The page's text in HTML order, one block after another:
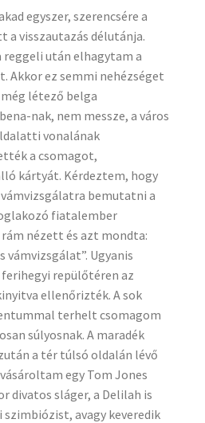
egyszer, szerencsére a
a visszautazás délutánja.
reggeli után elhagytam a
Akkor ez semmi nehézséget
létező belga
nak, nem messze, a város
vonalának
a csomagot,
kártyát. Kérdeztem, hogy
bemutatni a
fiatalember
nézett és azt mondta:
vámvizsgálat”. Ugyanis
ferihegyi repülőtéren az
ellenőrizték. A sok
terhelt csomagom
súlyosnak. A maradék
a tér túlsó oldalán lévő
egy Tom Jones
divatos sláger, a Delilah is
avagy keveredik